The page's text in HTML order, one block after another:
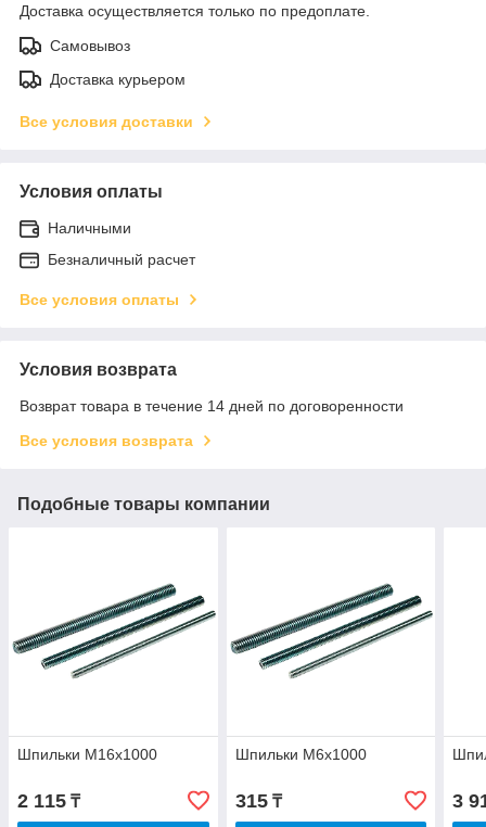
Доставка осуществляется только по предоплате.
Самовывоз
Доставка курьером
Все условия доставки
Условия оплаты
Наличными
Безналичный расчет
Все условия оплаты
Условия возврата
Возврат товара в течение 14 дней по договоренности
Все условия возврата
Подобные товары компании
Шпильки М16х1000
2 115 ₸
Шпильки М6х1000
315₸ 3